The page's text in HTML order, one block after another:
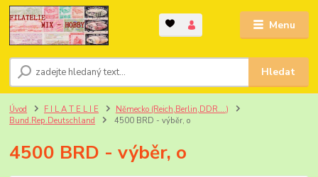
Menu
Hledat
Úvod F I L A T E L I E
Německo (Reich,Berlin,DDR....)
Bund.Rep.Deutschland
4500 BRD - výběr, o
4500 BRD - výběr, o